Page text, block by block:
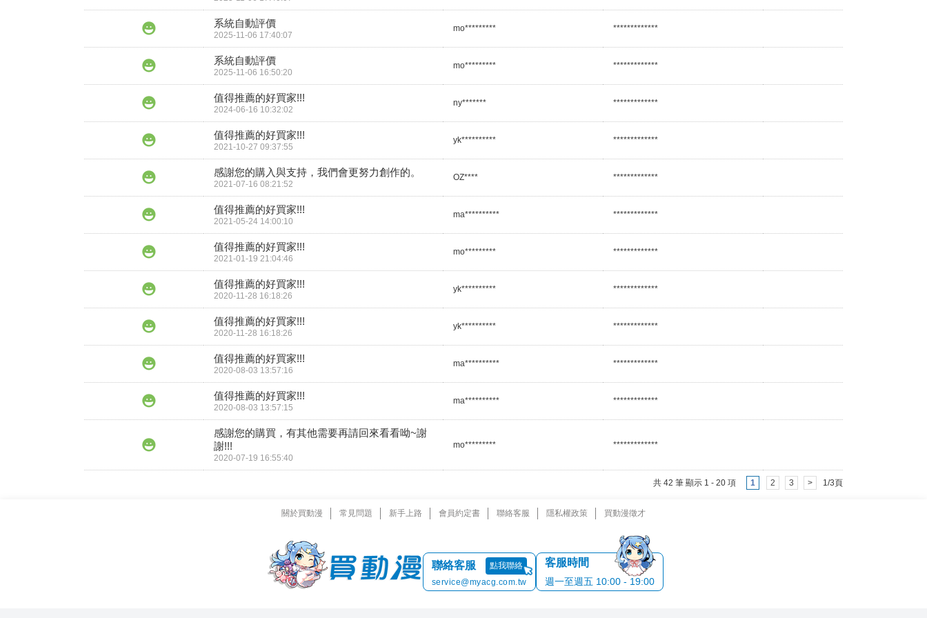
系統自動評價
2025-11-06 17:40:07
mo********* *************
系統自動評價
2025-11-06 16:50:20
mo********* *************
值得推薦的好買家!!!
2024-06-16 10:32:02
ny******* *************
值得推薦的好買家!!!
2021-10-27 09:37:55
yk********** *************
感謝您的購入與支持，我們會更努力創作的。
2021-07-16 08:21:52
OZ**** *************
值得推薦的好買家!!!
2021-05-24 14:00:10
ma********** *************
值得推薦的好買家!!!
2021-01-19 21:04:46
mo********* *************
值得推薦的好買家!!!
2020-11-28 16:18:26
yk********** *************
值得推薦的好買家!!!
2020-11-28 16:18:26
yk********** *************
值得推薦的好買家!!!
2020-08-03 13:57:16
ma********** *************
值得推薦的好買家!!!
2020-08-03 13:57:15
ma********** *************
感謝您的購買，有其他需要再請回來看看呦~謝
謝!!!
2020-07-19 16:55:40
mo********* *************
共 42 筆 顯示 1 - 20 項 1 2 3 > 1/3頁
關於買動漫 常見問題 新手上路 會員約定書 聯絡客服 隱私權政策 買動漫徵才
聯絡客服
點我聯絡
service@myacg.com.tw
客服時間
週一至週五 10:00 - 19:00